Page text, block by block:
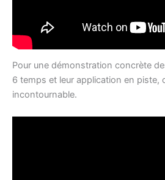
Pour une démonstration concrète
6 temps et leur application en piste,
incontournable.